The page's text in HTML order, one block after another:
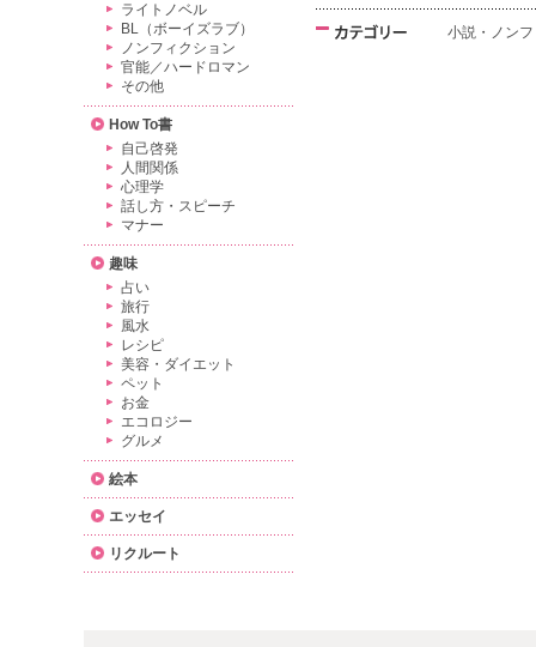
小説・ノン
ライトノベル
BL（ボーイズラブ）
ノンフィクション
官能／ハードロマン
その他
How To書
自己啓発
人間関係
心理学
話し方・スピーチ
マナー
趣味
占い
旅行
風水
レシピ
美容・ダイエット
ペット
お金
エコロジー
グルメ
絵本
エッセイ
リクルート